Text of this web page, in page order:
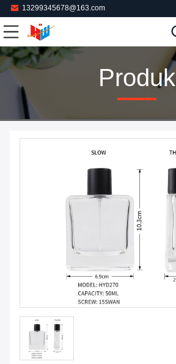
13299345678@163.com
Produk